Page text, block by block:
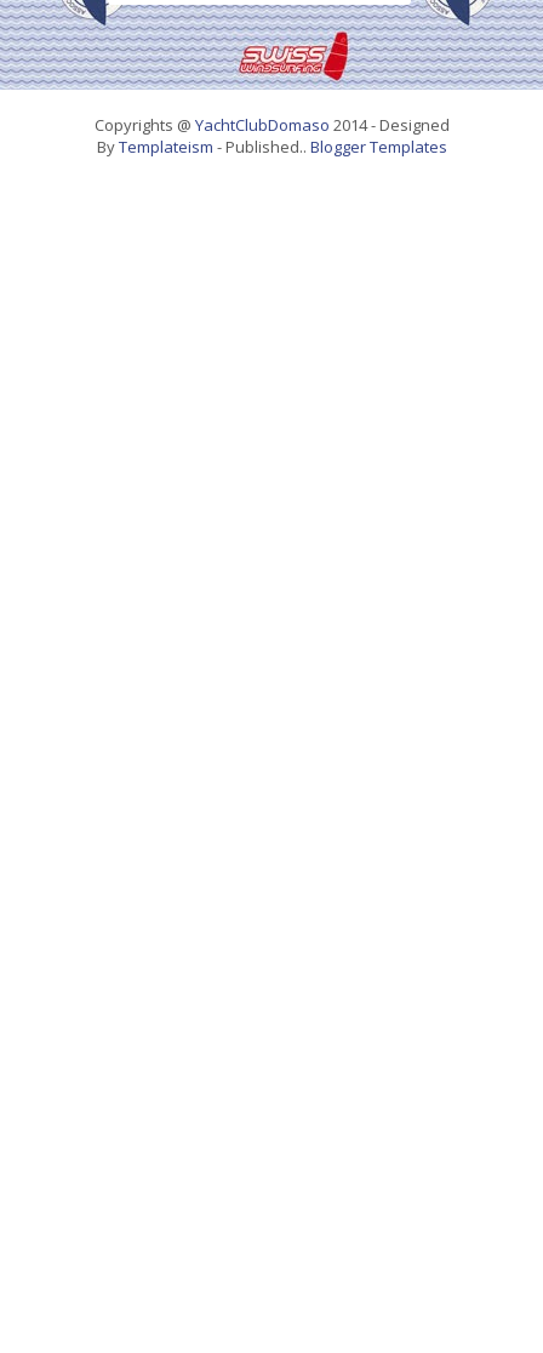
Copyrights @ YachtClubDomaso 2014 - Designed
ByTemplateism - Published.. Blogger Templates